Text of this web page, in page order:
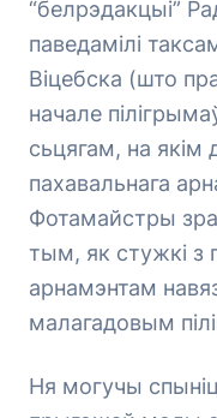
“белрэдакцыі”
паведамілі
Віцебска (што
начале
сьцягам, на якім
пахавальнага
Фотамайстры
тым, як стужкі з
арнамэнтам
малагадовым
Ня могучы